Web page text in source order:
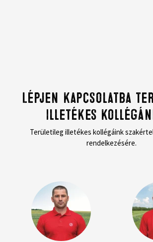
Lépjen kapcsolatba
illetékes
Területileg illetékes kollégáink
rendelkezésére.